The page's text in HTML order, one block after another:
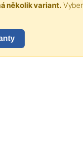
několik variant.